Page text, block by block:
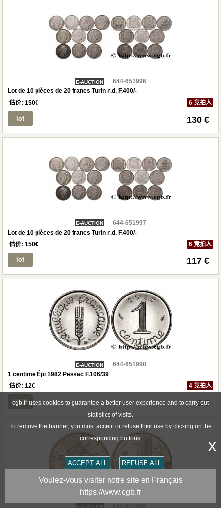
E-AUCTION
644-651996
Lot de 10 pièces de 20 francs Turin n.d. F.400/-
估价: 150€ 6 竞拍人
lot 130 €
E-AUCTION
644-651997
Lot de 10 pièces de 20 francs Turin n.d. F.400/-
估价: 150€ 6 竞拍人
lot 117 €
E-AUCTION
644-651998
1 centime Épi 1982 Pessac F.106/39
估价: 12€ 4 竞拍人
MS63 6 €
E-AUCTION
cgb.fr uses cookies to guarantee a better user experience and to carry out
statistics of visits.
To remove the banner, you must accept or refuse their use by clicking on the
corresponding buttons.
ACCEPT ALL REFUSE ALL
x
Voulez-vous visiter notre site en Français
https://www.cgb.fr